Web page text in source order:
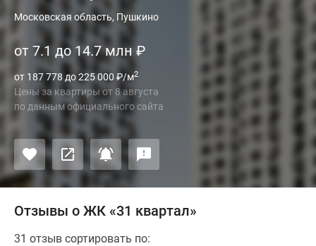
Московская область, Пушкино
от 7.1 до 14.7 млн ₽
от 187 778 до 225 000 ₽/м2
Цены за квартирыот 8 августа
по данным официального сайта
Отзывы о ЖК «31 квартал»
31 отзыв сортировать по: